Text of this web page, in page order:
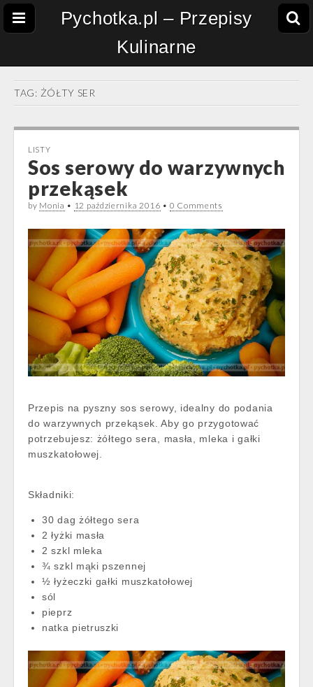
Pychotka.pl – Przepisy
Kulinarne
TAG: ŻÓŁTY SER
LISTY
Sos serowy do warzywnych
przekąsek
by Monia • 12 października 2016 • 0 Comments
Przepis na pyszny sos serowy, idealny do podania
do warzywnych przekąsek. Aby go przygotować
potrzebujesz: żółtego sera, masła, mleka i gałki
muszkatołowej.
Składniki:
30 dag żółtego sera
2 łyżki masła
2 szkl mleka
¾ szkl mąki pszennej
½ łyżeczki gałki muszkatołowej
sól
pieprz
natka pietruszki